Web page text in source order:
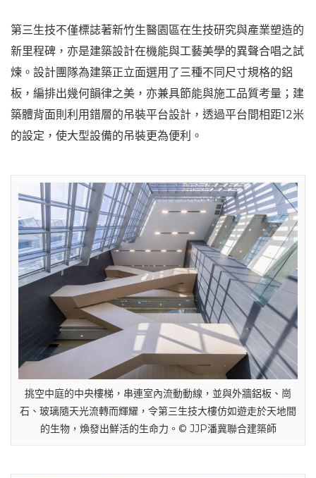
第三生技不僅標誌著新竹生醫園區在生技研究與產業塑造的
新里程碑，亦是建築設計在機能與工藝美學的異聲合唱之試
煉。設計團隊為建築正立面選用了三種不同尺寸規格的鋁
板，編排出幾何韻律之美，亦兼具節能與施工品質考量；建
築體背面則利用錯層的吊裝平台設計，透過平台間相距12米
的設定，使大型設備的吊裝更為便利。
挑空中庭的中央樓梯，串連室內流動動線，並與外牆鋁板、崗
石、玻璃隨天光流轉而輝耀，令第三生技大樓仿如遊走於天地間
的生物，煥發出鮮活的生命力。© JJP潘冀聯合建築師